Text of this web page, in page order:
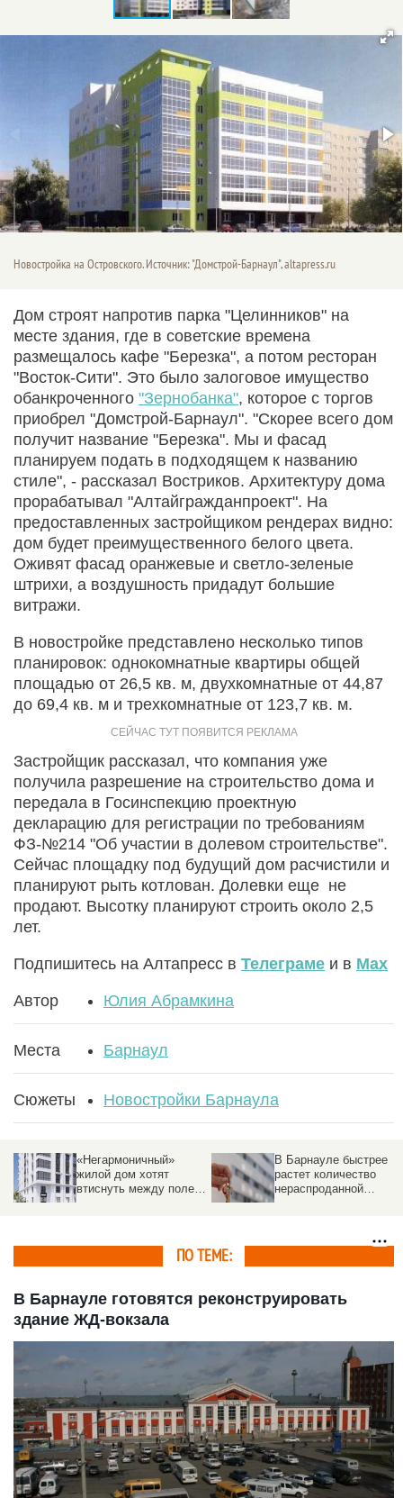
Новостройка на Островского. Источник: "Домстрой-Барнаул", altapress.ru
Дом строят напротив парка "Целинников" на
месте здания, где в советские времена
размещалось кафе "Березка", а потом ресторан
"Восток-Сити". Это было залоговое имущество
обанкроченного "Зернобанка", которое с торгов
приобрел "Домстрой-Барнаул". "Скорее всего дом
получит название "Березка". Мы и фасад
планируем подать в подходящем к названию
стиле", - рассказал Востриков. Архитектуру дома
прорабатывал "Алтайгражданпроект". На
предоставленных застройщиком рендерах видно:
дом будет преимущественного белого цвета.
Оживят фасад оранжевые и светло-зеленые
штрихи, а воздушность придадут большие
витражи.
В новостройке представлено несколько типов
планировок: однокомнатные квартиры общей
площадью от 26,5 кв. м, двухкомнатные от 44,87
до 69,4 кв. м и трехкомнатные от 123,7 кв. м.
Застройщик рассказал, что компания уже
получила разрешение на строительство дома и
передала в Госинспекцию проектную
декларацию для регистрации по требованиям
ФЗ-№214 "Об участии в долевом строительстве".
Сейчас площадку под будущий дом расчистили и
планируют рыть котлован. Долевки еще не
продают. Высотку планируют строить около 2,5
лет.
Подпишитесь на Алтапресс в Телеграме и в Max
Автор Юлия Абрамкина
Места Барнаул
Сюжеты Новостройки Барнаула
«Негармоничный»
жилой дом хотят
втиснуть между полем
В Барнауле быстрее
растет количество
нераспроданной
ПО ТЕМЕ:
В Барнауле готовятся реконструировать
здание ЖД-вокзала